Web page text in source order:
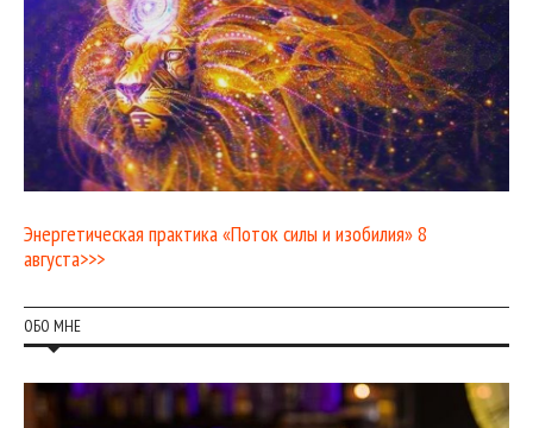
Энергетическая практика «Поток силы и изобилия» 8
августа>>>
ОБО МНЕ